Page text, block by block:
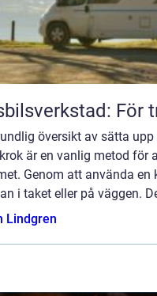
För
översikt av sätta
är en vanlig metod för
Genom att använda
i taket eller på väggen.
Lindgren